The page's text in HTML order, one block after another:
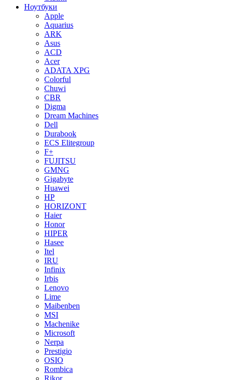
Ноутбуки
Apple
Aquarius
ARK
Asus
ACD
Acer
ADATA XPG
Colorful
Chuwi
CBR
Digma
Dream Machines
Dell
Durabook
ECS Elitegroup
F+
FUJITSU
GMNG
Gigabyte
Huawei
HP
HORIZONT
Haier
Honor
HIPER
Hasee
Itel
IRU
Infinix
Irbis
Lenovo
Lime
Maibenben
MSI
Machenike
Microsoft
Nerpa
Prestigio
OSIO
Rombica